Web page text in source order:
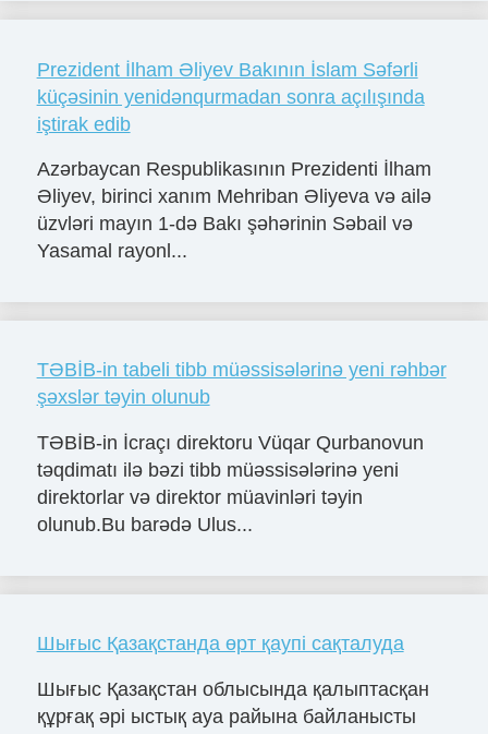
Prezident İlham Əliyev Bakının İslam Səfərli
küçəsinin yenidənqurmadan sonra açılışında
iştirak edib
Azərbaycan Respublikasının Prezidenti İlham
Əliyev, birinci xanım Mehriban Əliyeva və ailə
üzvləri mayın 1-də Bakı şəhərinin Səbail və
Yasamal rayonl...
TƏBİB-in tabeli tibb müəssisələrinə yeni rəhbər
şəxslər təyin olunub
TƏBİB-in İcraçı direktoru Vüqar Qurbanovun
təqdimatı ilə bəzi tibb müəssisələrinə yeni
direktorlar və direktor müavinləri təyin
olunub.Bu barədə Ulus...
Шығыс Қазақстанда өрт қаупі сақталуда
Шығыс Қазақстан облысында қалыптасқан
құрғақ әрі ыстық ауа райына байланысты